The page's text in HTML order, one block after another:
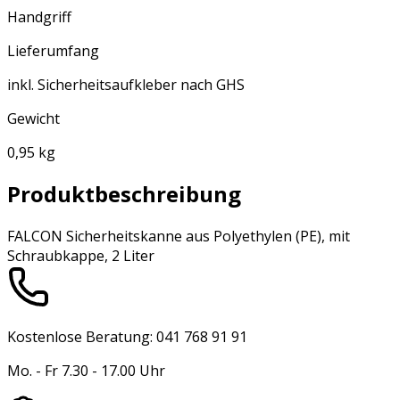
Handgriff
Lieferumfang
inkl. Sicherheitsaufkleber nach GHS
Gewicht
0,95 kg
Produktbeschreibung
FALCON Sicherheitskanne aus Polyethylen (PE), mit
Schraubkappe, 2 Liter
Kostenlose Beratung: 041 768 91 91
Mo. - Fr 7.30 - 17.00 Uhr